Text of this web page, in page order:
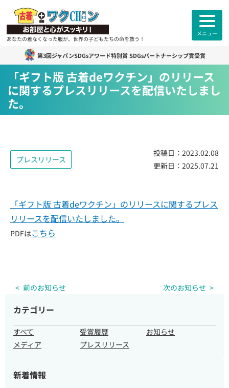
あなたの着なくなった服が、世界の子どもたちの命を救う！
メニュー
古着deワクチンについて
各拠点紹介
古着deワクチンセンター紹介
お知らせ
取材のご依頼
第3回ジャパンSDGsアワード特別賞 SDGsパートナーシップ賞受賞
「ギフト版 古着deワクチン」のリリース
に関するプレスリリースを配信いたしまし
た。
プレスリリース
投稿日： 2023.02.08
更新日： 2025.07.21
「ギフト版 古着deワクチン」のリリースに関するプレス
リリースを配信いたしました。
PDFはこちら
前のお知らせ 次のお知らせ
カテゴリー
すべて 受賞履歴
お知らせ
メディア
プレスリリース
新着情報